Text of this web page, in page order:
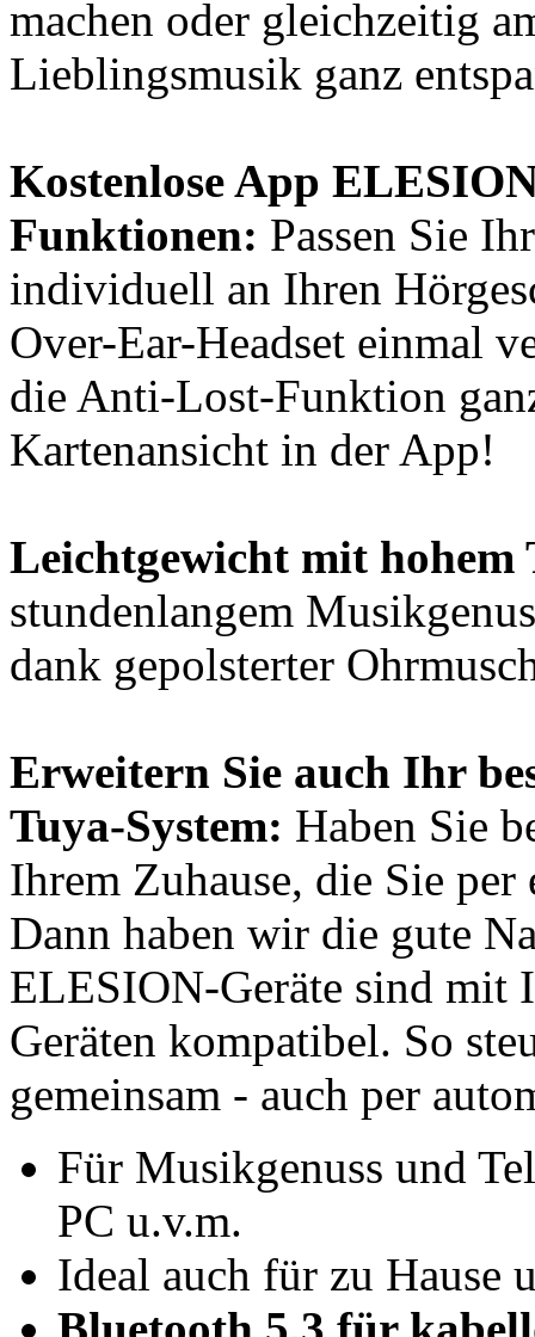
machen oder gleichzeitig
Lieblingsmusik ganz
Kostenlose App
Funktionen: Passen Sie
individuell an Ihren
Over-Ear-Headset einmal
die Anti-Lost-Funktion
Kartenansicht in der App!
Leichtgewicht mit
stundenlangem
dank gepolsterter
Erweitern Sie auch Ihr
Tuya-System: Haben Sie
Ihrem Zuhause, die Sie per
Dann haben wir die gute
ELESION-Geräte sind mit
Geräten kompatibel. So
gemeinsam - auch per
Für Musikgenuss und
PC u.v.m.
Ideal auch für zu Hause